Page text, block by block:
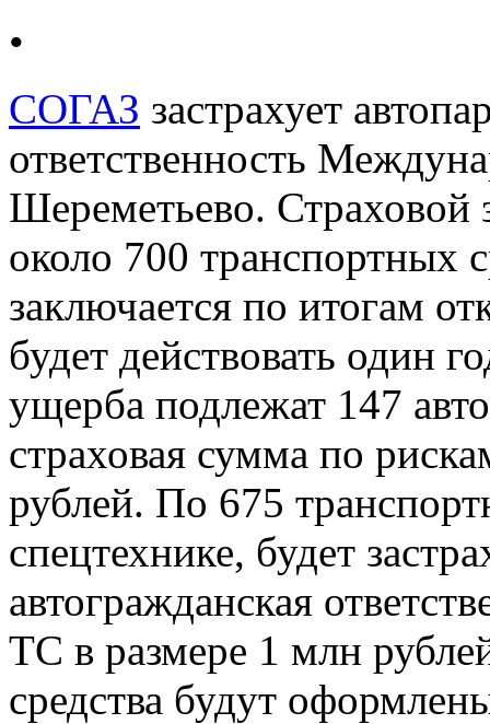
•
СОГАЗ застрахует
ответственность
Шереметьево. Страховой
около 700 транспортных
заключается по итогам
будет действовать один
ущерба подлежат 147
страховая сумма по
рублей. По 675
спецтехнике, будет
автогражданская
ТС в размере 1 млн
средства будут